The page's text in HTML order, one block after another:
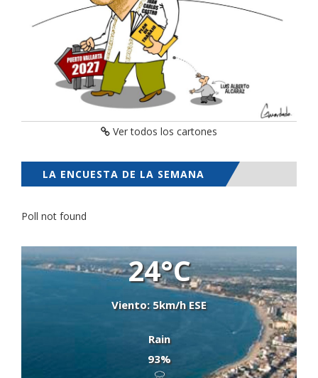
Ver todos los cartones
LA ENCUESTA DE LA SEMANA
Poll not found
24°C
Viento: 5km/h ESE
Rain
93%